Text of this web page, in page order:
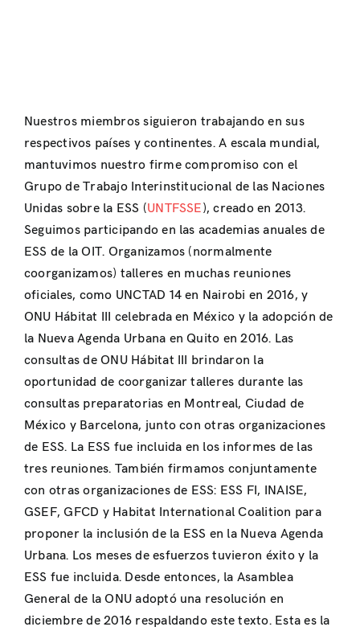
Nuestros miembros siguieron trabajando en sus
respectivos países y continentes. A escala mundial,
mantuvimos nuestro firme compromiso con el
Grupo de Trabajo Interinstitucional de las Naciones
Unidas sobre la ESS (UNTFSSE), creado en 2013.
Seguimos participando en las academias anuales de
ESS de la OIT. Organizamos (normalmente
coorganizamos) talleres en muchas reuniones
oficiales, como UNCTAD 14 en Nairobi en 2016, y
ONU Hábitat III celebrada en México y la adopción de
la Nueva Agenda Urbana en Quito en 2016. Las
consultas de ONU Hábitat III brindaron la
oportunidad de coorganizar talleres durante las
consultas preparatorias en Montreal, Ciudad de
México y Barcelona, junto con otras organizaciones
de ESS. La ESS fue incluida en los informes de las
tres reuniones. También firmamos conjuntamente
con otras organizaciones de ESS: ESS FI, INAISE,
GSEF, GFCD y Habitat International Coalition para
proponer la inclusión de la ESS en la Nueva Agenda
Urbana. Los meses de esfuerzos tuvieron éxito y la
ESS fue incluida. Desde entonces, la Asamblea
General de la ONU adoptó una resolución en
diciembre de 2016 respaldando este texto. Esta es la